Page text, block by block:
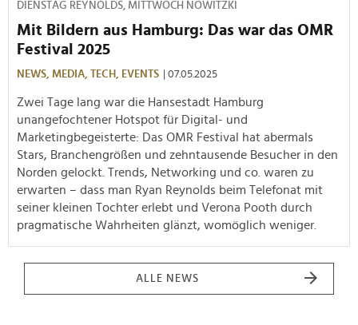
DIENSTAG REYNOLDS, MITTWOCH NOWITZKI
Mit Bildern aus Hamburg: Das war das OMR
Festival 2025
NEWS, MEDIA, TECH, EVENTS | 07.05.2025
Zwei Tage lang war die Hansestadt Hamburg
unangefochtener Hotspot für Digital- und
Marketingbegeisterte: Das OMR Festival hat abermals
Stars, Branchengrößen und zehntausende Besucher in den
Norden gelockt. Trends, Networking und co. waren zu
erwarten – dass man Ryan Reynolds beim Telefonat mit
seiner kleinen Tochter erlebt und Verona Pooth durch
pragmatische Wahrheiten glänzt, womöglich weniger.
ALLE NEWS